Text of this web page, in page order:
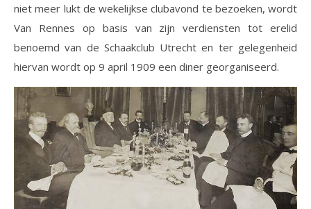
niet meer lukt de wekelijkse clubavond te bezoeken, wordt
Van Rennes op basis van zijn verdiensten tot erelid
benoemd van de Schaakclub Utrecht en ter gelegenheid
hiervan wordt op 9 april 1909 een diner georganiseerd.